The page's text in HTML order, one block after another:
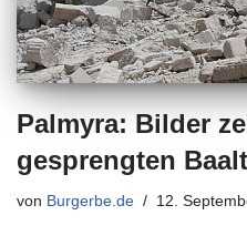
Palmyra: Bilder
gesprengten
von Burgerbe.de 12.